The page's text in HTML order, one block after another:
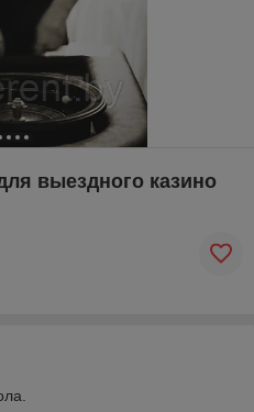
выездного казино